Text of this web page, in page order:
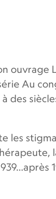
ouvrage
Au
des
les